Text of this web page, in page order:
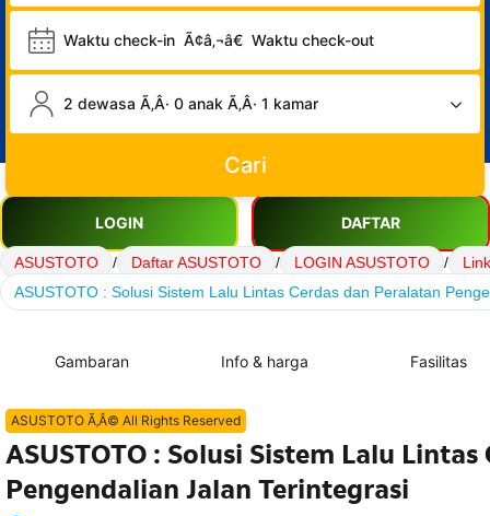
Waktu check-in Ã¢â‚¬â€ Waktu check-out
2 dewasa Ã‚Â· 0 anak Ã‚Â· 1 kamar
Cari
LOGIN DAFTAR
ASUSTOTO / Daftar ASUSTOTO / LOGIN ASUSTOTO /
ASUSTOTO : Solusi Sistem Lalu Lintas Cerdas dan Peralatan
Gambaran Info & harga Fasilitas
ASUSTOTO Ã‚Â© All Rights Reserved
ASUSTOTO : Solusi Sistem Lalu
Pengendalian Jalan Terintegrasi